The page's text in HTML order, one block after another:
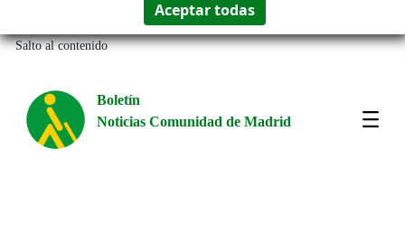
Salto al contenido
Boletín
Noticias Comunidad de Madrid